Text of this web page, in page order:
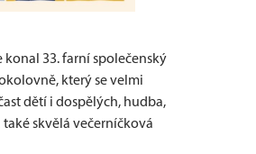
konal 33. farní společenský
který se velmi
dětí i dospělých, hudba,
skvělá večerníčková